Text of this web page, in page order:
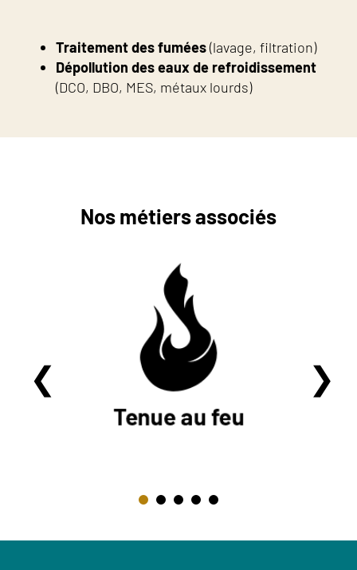
Traitement des fumées(lavage, filtration)
Dépollution des eaux de refroidissement
(DCO, DBO, MES, métaux lourds)
Nos métiers associés